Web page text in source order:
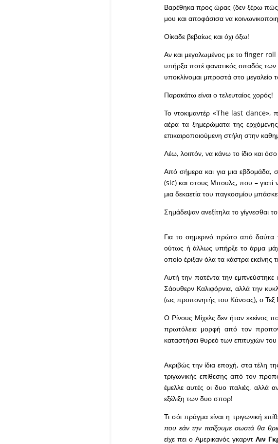
Βαρέθηκα προς ώρας (δεν ξέρω πώς
μου και αποφάσισα να
Οίκαδε βεβαίως και όχι όξω!
Αν και μεγαλωμένος με το finger roll
υπήρξα ποτέ φανατικός οπαδός των
υποκλίνομαι μπροστά στο
Παρακάτω είναι ο τελευταίος χορός!
Το ντοκιμαντέρ «Τhe last dance»,
αέρα τα ξημερώματα της
επικαιροποιούμενη στήλη στην
Λέω, λοιπόν, να κάνω το ίδιο και
Από σήμερα και για μια εβδομάδα,
(sic) και στους Μπουλς, που –
μια δεκαετία του παγκοσμίου
Σημάδεψαν ανεξίτηλα το γίγνεσθαι
Για το σημερινό πρώτο από δαύτα
ούτως ή άλλως υπήρξε το άρμα
οποίο έριξαν όλα τα κάστρα εκείνης
Αυτή την πατέντα την
Σάουθερν Καλιφόρνια, αλλά την
(ως προπονητής του Κάνσας), ο Τεξ
Ο Ρίνους Μίχελς δεν ήταν εκείνος
πρωτόλεια μορφή από τον
καταστήσει θυρεό των επιτυχιών
Ακριβώς την ίδια εποχή, στα τέλη
τριγωνικής επίθεσης από τον
έμελλε αυτές οι δυο παλιές, αλλά
εξέλιξη των δυο σπορ!
Τι σόι πράγμα είναι η τριγωνική
που εάν την παίξουμε σωστά θα
είχε πει ο Αμερικανός γκαρντΛιν